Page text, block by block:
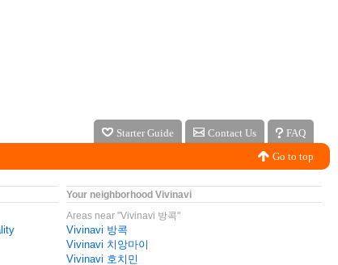
Starter Guide Contact Us
FAQ
Go to top
Your neighborhood Vivinavi
Areas near "Vivinavi 방콕"
Vivinavi 방콕
Vivinavi 치앙마이
Vivinavi 호치민